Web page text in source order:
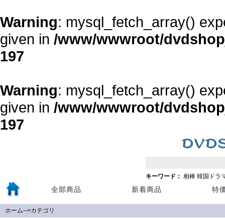
Warning: mysql_fetch_array()
given in /www/wwwroot/
197
Warning: mysql_fetch_array()
given in /www/wwwroot/
197
キーワード： 相棒 韓国ドラ
全部商品 新着商品 特
ホーム-->カテゴリ